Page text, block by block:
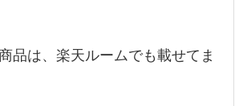
品は、楽天ルームでも載せてま